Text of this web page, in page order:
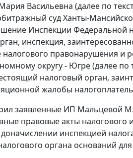
Васильевна (далее по
суд Ханты-
Инспекции Федеральной
инспекция,
налогового правонарушения
округу - Югре (далее по
налоговый орган,
жалобы
заявленные ИП Мальцевой
правовые акты налогового
инспекцией
органа оснований